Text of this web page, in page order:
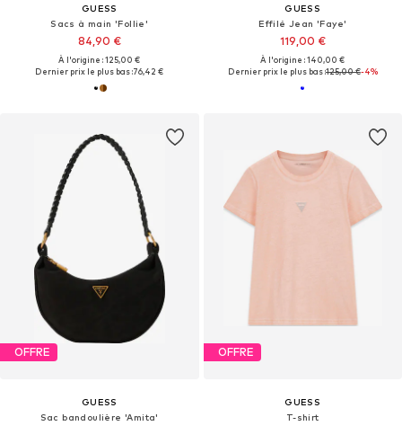
GUESS
Sacs à main 'Follie'
84,90 €
À l'origine : 125,00 €
Dernier prix le plus bas :76,42 €
GUESS
Effilé Jean 'Faye'
119,00 €
À l'origine : 140,00 €
Dernier prix le plus bas :125,00 €-4%
OFFRE
GUESS
Sac bandoulière 'Amita'
OFFRE
GUESS
T-shirt